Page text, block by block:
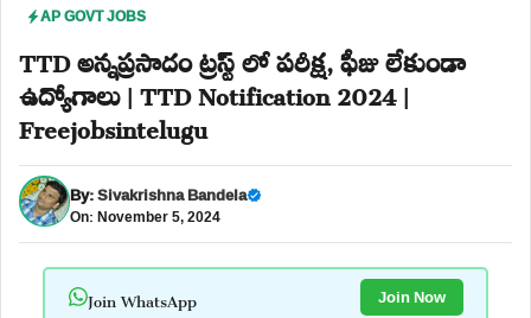
AP GOVT JOBS
TTD అన్నప్రసాదం ట్రస్ట్ లో పరీక్ష, ఫీజు లేకుండా
ఉద్యోగాలు | TTD Notification 2024 |
Freejobsintelugu
By:Sivakrishna Bandela
On: November 5, 2024
Join WhatsApp Join Now